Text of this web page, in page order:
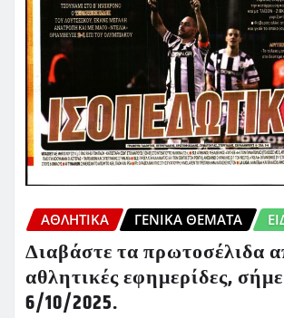
ΑΘΛΗΤΙΚΑ ΓΕΝΙΚΑ ΘΕΜΑΤΑ
Διαβάστε τα πρωτοσέλιδα
αθλητικές εφημερίδες,
6/10/2025.